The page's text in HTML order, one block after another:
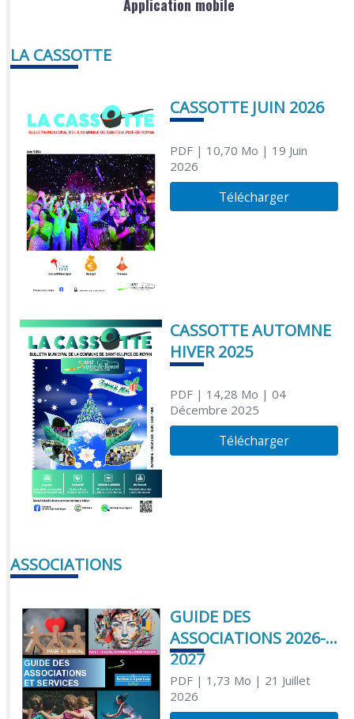
Application mobile
LA CASSOTTE
CASSOTTE JUIN 2026
PDF| 10,70 Mo | 19 Juin
2026
Télécharger
CASSOTTE AUTOMNE
HIVER 2025
PDF| 14,28 Mo | 04
Décembre 2025
Télécharger
ASSOCIATIONS
GUIDE DES
ASSOCIATIONS 2026-
2027
PDF| 1,73 Mo | 21 Juillet
2026